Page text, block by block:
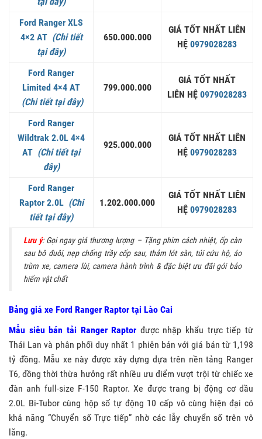
Ford Ranger XLS
4×2 AT (Chi tiết
tại đây)
650.000.000
GIÁ TỐT NHẤT LIÊN
HỆ 0979028283
Ford Ranger
Limited 4×4 AT
(Chi tiết tại đây)
799.000.000
GIÁ TỐT NHẤT
LIÊN HỆ 0979028283
Ford Ranger
Wildtrak 2.0L 4×4
AT (Chi tiết tại
đây)
925.000.000
GIÁ TỐT NHẤT LIÊN
HỆ 0979028283
Ford Ranger
Raptor 2.0L (Chi
tiết tại đây)
1.202.000.000
GIÁ TỐT NHẤT LIÊN
HỆ 0979028283
Lưu ý: Gọi ngay giá thương lượng – Tặng phim cách nhiệt, ốp càn
sau bô đuôi, nẹp chống trầy cốp sau, thảm lót sàn, túi cứu hộ, áo
trùm xe, camera lùi, camera hành trình & đặc biệt ưu đãi gói bảo
hiểm vật chất
Bảng giá xe Ford Ranger Raptor tại Lào Cai
Mẫu siêu bán tải Ranger Raptor được nhập khẩu trực tiếp từ
Thái Lan và phân phối duy nhất 1 phiên bản với giá bán từ 1,198
tỷ đồng. Mẫu xe này được xây dựng dựa trên nền tảng Ranger
T6, đồng thời thừa hưởng rất nhiều ưu điểm vượt trội từ chiếc xe
đàn anh full-size F-150 Raptor. Xe được trang bị động cơ dầu
2.0L Bi-Tubor cùng hộp số tự động 10 cấp vô cùng hiện đại có
khả năng “Chuyển số Trực tiếp” nhờ các lẫy chuyển số trên vô
lăng.